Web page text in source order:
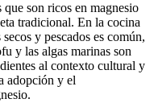
son ricos en magnesio
tradicional. En la cocina
y pescados es común,
y las algas marinas son
al contexto cultural y
adopción y el